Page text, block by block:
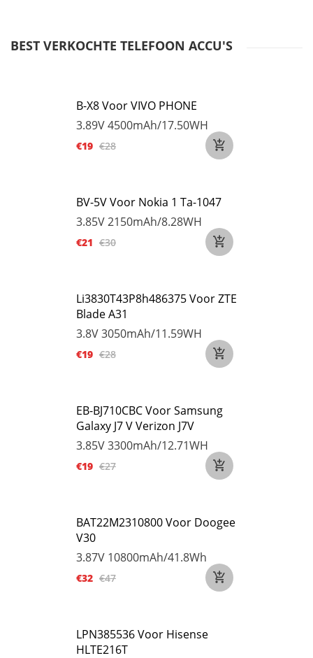
BEST VERKOCHTE TELEFOON ACCU'S
B-X8 Voor VIVO PHONE
3.89V4500mAh/17.50WH
€19 €28
BV-5V Voor Nokia 1 Ta-1047
3.85V2150mAh/8.28WH
€21 €30
Li3830T43P8h486375 Voor ZTE
Blade A31
3.8V3050mAh/11.59WH
€19 €28
EB-BJ710CBC Voor Samsung
Galaxy J7 V Verizon J7V
3.85V3300mAh/12.71WH
€19 €27
BAT22M2310800 Voor Doogee
V30
3.87V 10800mAh/41.8Wh
€32 €47
LPN385536 Voor Hisense
HLTE216T